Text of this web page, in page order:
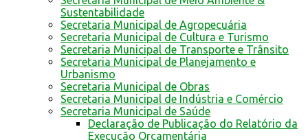
Sustentabilidade
Secretaria Municipal de Agropecuária
Secretaria Municipal de Cultura e Turismo
Secretaria Municipal de Transporte e Trânsito
Secretaria Municipal de Planejamento e
Urbanismo
Secretaria Municipal de Obras
Secretaria Municipal de Indústria e Comércio
Secretaria Municipal de Saúde
Declaração de Publicação do Relatório da
Execução Orçamentária